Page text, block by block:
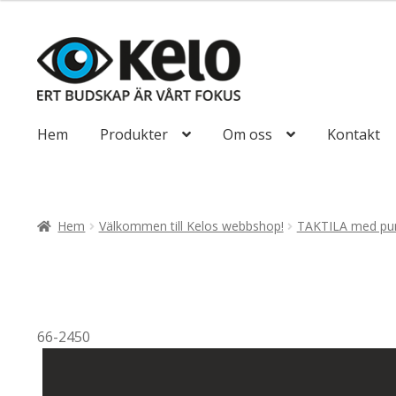
Hoppa
till
navigering
Hoppa
till
innehåll
Hem Produkter Om oss Kontakt
Hem Välkommen till Kelos webbshop! TAKTILA med
66-2450
till